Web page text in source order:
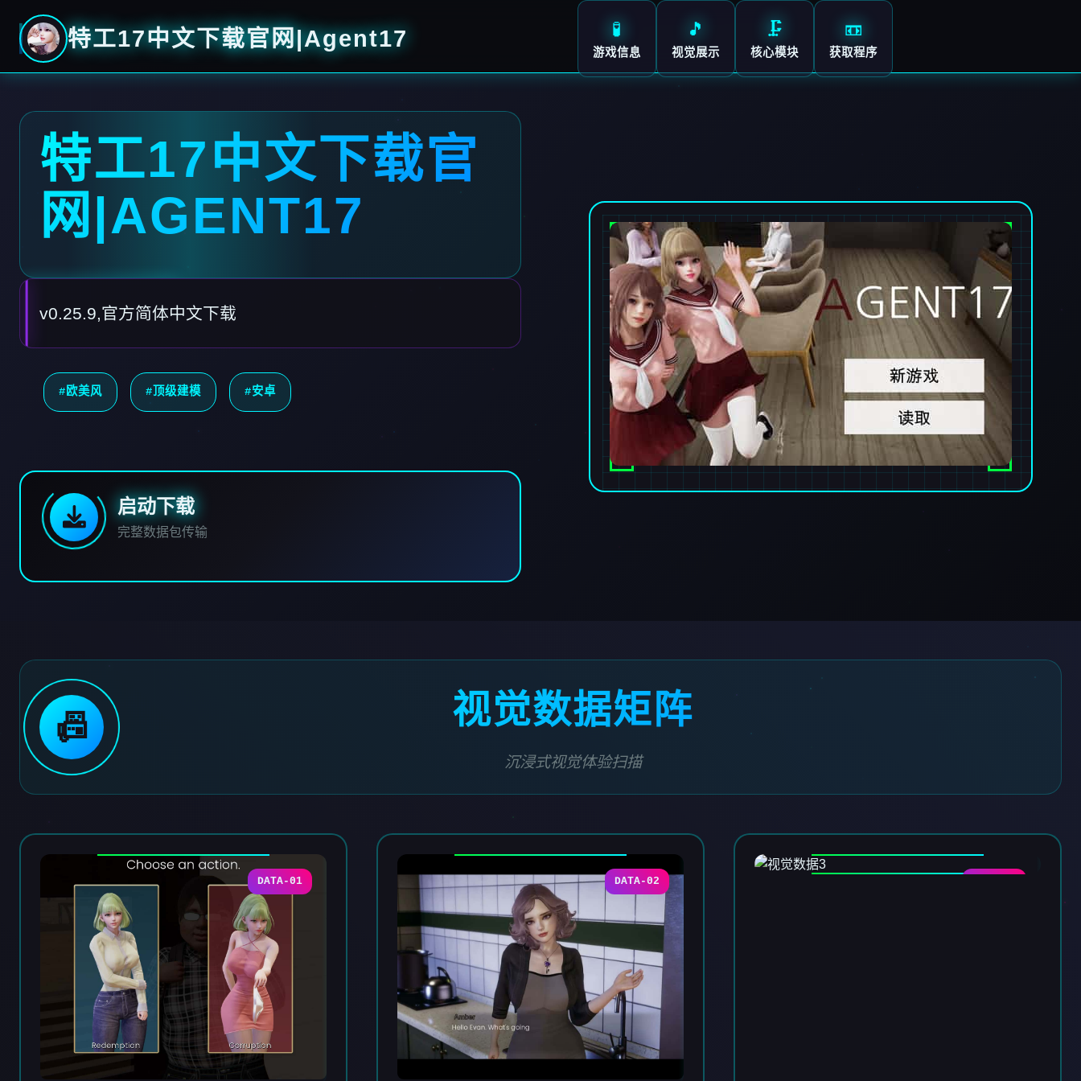
特工17中文下载官网|Agent17 🧪
游戏信息
🎵
视觉展示
🗜️
核心模块
📼
获取程序
特工17中文下载官
网|AGENT17
v0.25.9,官方简体中文下载
#欧美风 #顶级建模 #安卓
启动下载
完整数据包传输
📠 视觉数据矩阵
沉浸式视觉体验扫描
DATA-01 DATA-02